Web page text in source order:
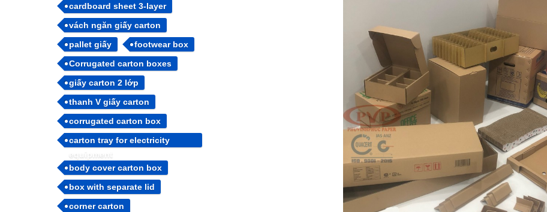
cardboard sheet 3-layer
vách ngăn giấy carton
pallet giấy
footwear box
Corrugated carton boxes
giấy carton 2 lớp
thanh V giấy carton
corrugated carton box
carton tray for electricity
equipment
body cover carton box
box with separate lid
corner carton